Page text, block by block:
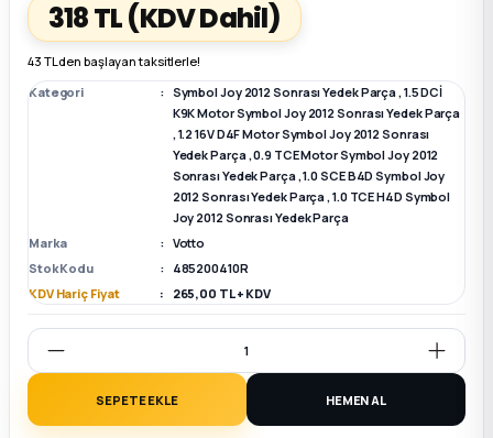
Parça
Parça
Parça
318 TL(KDV Dahil)
43 TL den başlayan taksitlerle!
Kategori
Symbol Joy 2012 Sonrası Yedek Parça,1.5 DCİ
K9K Motor Symbol Joy 2012 Sonrası Yedek Parça
,1.2 16V D4F Motor Symbol Joy 2012 Sonrası
Yedek Parça,0.9 TCE Motor Symbol Joy 2012
Sonrası Yedek Parça,1.0 SCE B4D Symbol Joy
2012 Sonrası Yedek Parça,1.0 TCE H4D Symbol
Joy 2012 Sonrası Yedek Parça
Marka
Votto
Stok Kodu
485200410R
KDV Hariç Fiyat
265,00 TL + KDV
SEPETE EKLE HEMEN AL